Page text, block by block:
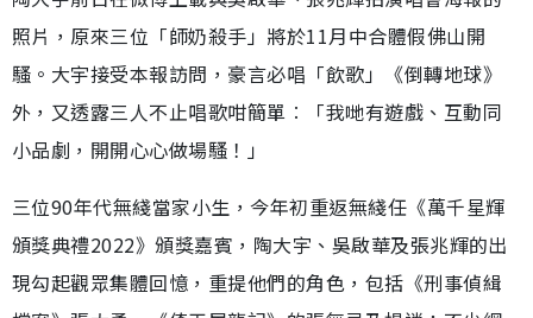
照片，原來三位「師奶殺手」將於11月中合體假佛山開
騷。大宇接受本報訪問，豪言必唱「飲歌」《倒轉地球》
外，又透露三人不止唱歌咁簡單︰「我哋有遊戲、互動同
小品劇，開開心心做場騷！」
三位90年代無綫當家小生，今年初重返無綫任《萬千星輝
頒獎典禮2022》頒獎嘉賓，陶大宇、吳啟華及張兆輝的出
現勾起觀眾集體回憶，重提他們的角色，包括《刑事偵緝